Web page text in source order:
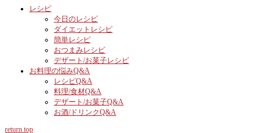
レシピ
今日のレシピ
ダイエットレシピ
簡単レシピ
おつまみレシピ
デザート/お菓子レシピ
お料理の悩みQ&A
レシピQ&A
料理/食材Q&A
デザート/お菓子Q&A
お酒/ドリンクQ&A
return top